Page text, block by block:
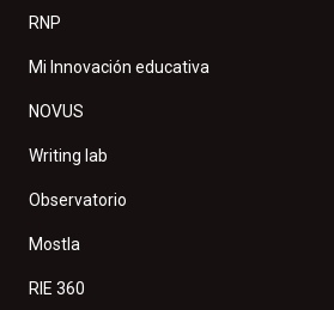
RNP
Mi Innovación educativa
NOVUS
Writing lab
Observatorio
Mostla
RIE 360